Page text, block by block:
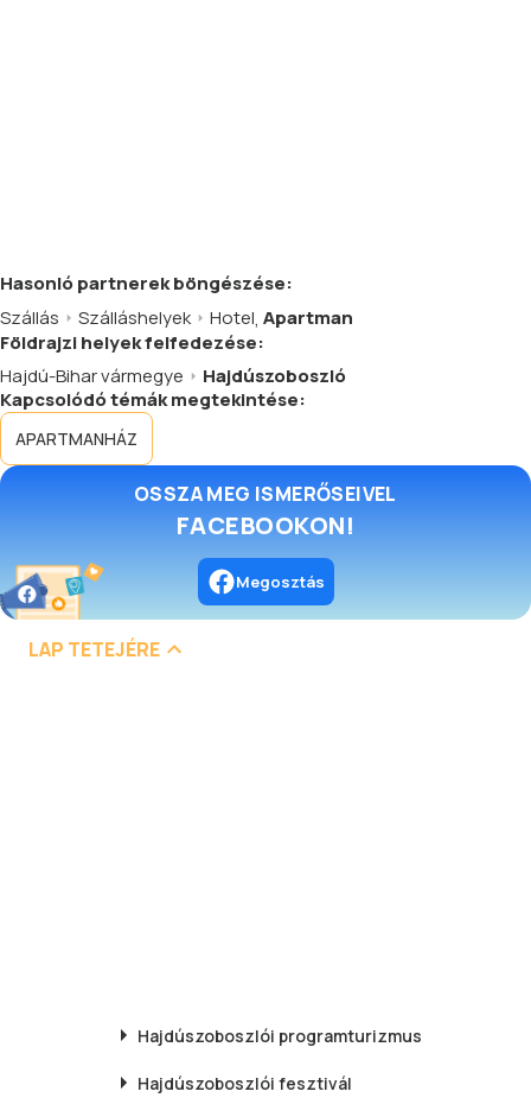
Hasonló partnerekböngészése:
Szállás
Szálláshelyek Hotel, Apartman
Földrajzi helyek felfedezése:
Hajdú-Bihar vármegye
Hajdúszoboszló
Kapcsolódó témák megtekintése:
APARTMANHÁZ
OSSZA MEG ISMERŐSEIVEL
FACEBOOKON!
Megosztás
LAP TETEJÉRE
Hajdúszoboszlói programturizmus
Hajdúszoboszlói fesztivál